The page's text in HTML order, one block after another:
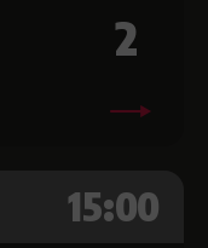
2
15:00